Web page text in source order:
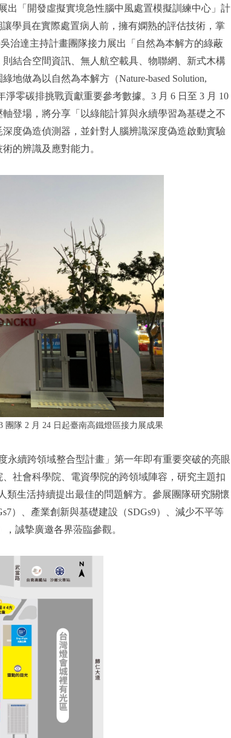
出「開發虛擬實境急性腦中風處置模擬訓練中心」計
學員在實際處置病人前，擁有嫻熟的評估技術，掌
治達主持計畫團隊接力展出「自然為本解方的綠蔽
結合空間資訊、無人航空載具、物聯網、新式木構
做為以自然為本解方（Nature-based Solution,
零碳排挑戰貢獻重要參考數據。3 月 6 日至 3 月 10
登場，將分享「以綠能計算與永續學習為基礎之不
度偽造偵測器，並針對人腦辨識深度偽造啟動實驗
的辨識及應對能力。
隊 2 月 24 日起臺南高鐵燈區接力展成果
永續跨領域整合型計畫」第一年即有重要突破的亮眼
社會科學院、電資學院的跨領域陣容，研究主題扣
類生活持續提出最佳的問題解方。參展團隊研究關懷
）、產業創新與基礎建設（SDGs9）、減少不平等
，誠摯廣邀各界蒞臨參觀。